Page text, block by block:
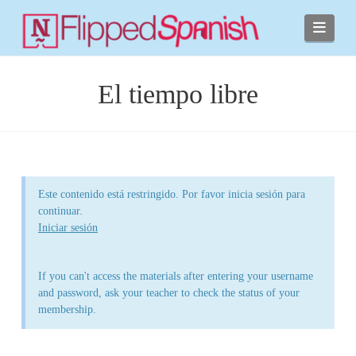
El tiempo libre
Este contenido está restringido. Por favor inicia sesión para
continuar.
Iniciar sesión
If you can't access the materials after entering your username
and password, ask your teacher to check the status of your
membership.